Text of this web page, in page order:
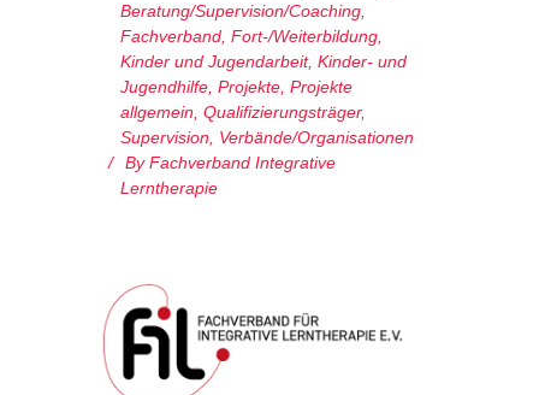
Beratung/Supervision/Coaching
Fachverband Fort-/Weiterbildung
Kinder und Jugendarbeit, Kinder- und
Jugendhilfe Projekte Projekte
allgemein Qualifizierungsträger,
Supervision
Verbände/Organisationen
By Fachverband Integrative
Lerntherapie